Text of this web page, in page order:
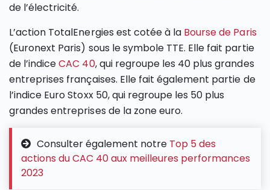
de l’électricité.
L’action TotalEnergies est cotée à la Bourse de Paris
(Euronext Paris) sous le symbole TTE. Elle fait partie
de l’indiceCAC 40, qui regroupe les 40 plus grandes
entreprises françaises. Elle fait également partie de
l’indice Euro Stoxx 50, qui regroupe les 50 plus
grandes entreprises de la zone euro.
Consulter également notre Top 5 des
actions du CAC 40 aux meilleures performances
2023